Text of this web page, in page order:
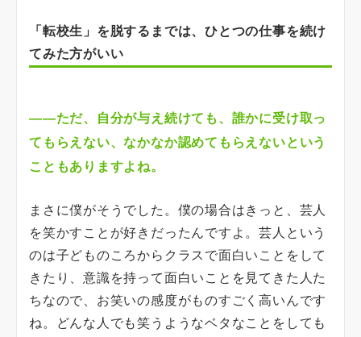
「転校生」を脱するまでは、ひとつの仕事を続け
てみた方がいい
――ただ、自分が与え続けても、誰かに受け取っ
てもらえない、なかなか認めてもらえないという
こともありますよね。
まさに僕がそうでした。僕の場合はきっと、芸人
を笑かすことが好きだったんですよ。芸人という
のは子どものころからクラスで面白いことをして
きたり、意識を持って面白いことを見てきた人た
ちなので、お笑いの感度がものすごく高いんです
ね。どんな人でも笑うようなベタなことをしても